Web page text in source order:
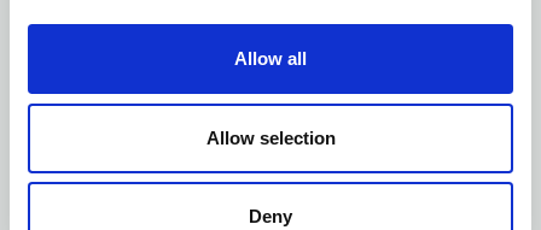
Allow all
Allow selection
Deny
ZOBACZ PODOBNE PRODUKTY